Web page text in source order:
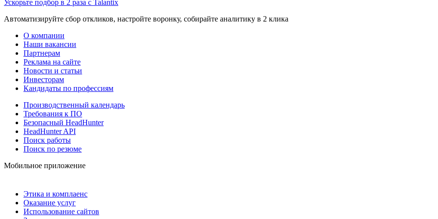
Ускорьте подбор в 2 раза с Talantix
Автоматизируйте сбор откликов, настройте воронку, собирайте аналитику в 2 клика
О компании
Наши вакансии
Партнерам
Реклама на сайте
Новости и статьи
Инвесторам
Кандидаты по профессиям
Производственный календарь
Требования к ПО
Безопасный HeadHunter
HeadHunter API
Поиск работы
Поиск по резюме
Мобильное приложение
Этика и комплаенс
Оказание услуг
Использование сайтов